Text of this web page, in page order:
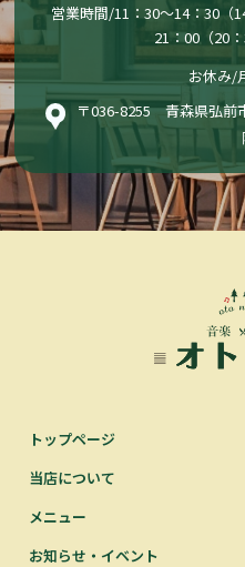
営業時間/11：30〜14：30（
21：00（20
お休み/
〒036-8255 青森県弘前
トップページ
当店について
メニュー
お知らせ・イベント